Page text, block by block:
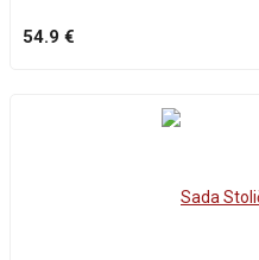
54.9 €